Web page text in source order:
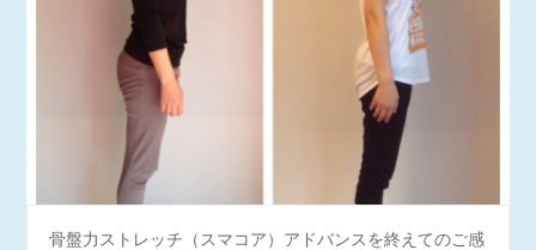
骨盤力ストレッチ（スマコア）アドバンスを終えてのご感